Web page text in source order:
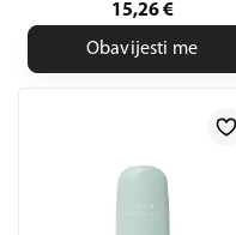
15,26 €
Obavijesti me